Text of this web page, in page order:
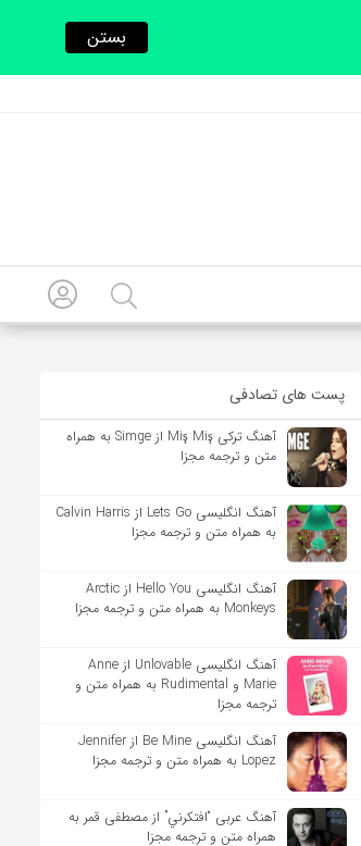
پست های تصادفی
آهنگ ترکی Miş Miş از Simge به همراه
متن و ترجمه مجزا
آهنگ انگلیسی Lets Go از Calvin Harris
به همراه متن و ترجمه مجزا
آهنگ انگلیسی Hello You از Arctic
Monkeys به همراه متن و ترجمه مجزا
آهنگ انگلیسی Unlovable از Anne
Marie و Rudimental به همراه متن و
ترجمه مجزا
آهنگ انگلیسی Be Mine از Jennifer
Lopez به همراه متن و ترجمه مجزا
آهنگ عربی “افتكرني” از مصطفی قمر به
همراه متن و ترجمه مجزا
بستن